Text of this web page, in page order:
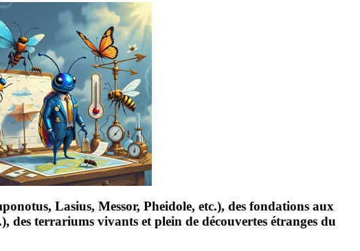
Lasius, Messor, Pheidole, etc.), des fondations aux
des terrariums vivants et plein de découvertes étranges du